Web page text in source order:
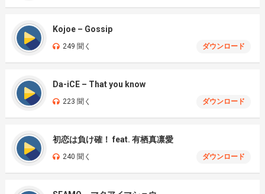
Kojoe – Gossip
249 聞く ダウンロード
Da-iCE – That you know
223 聞く ダウンロード
初恋は負け確！ feat. 有栖真凛愛
240 聞く ダウンロード